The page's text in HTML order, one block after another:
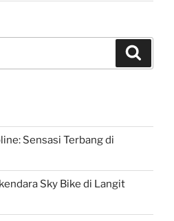
Sensasi Terbang di
Sky Bike di Langit